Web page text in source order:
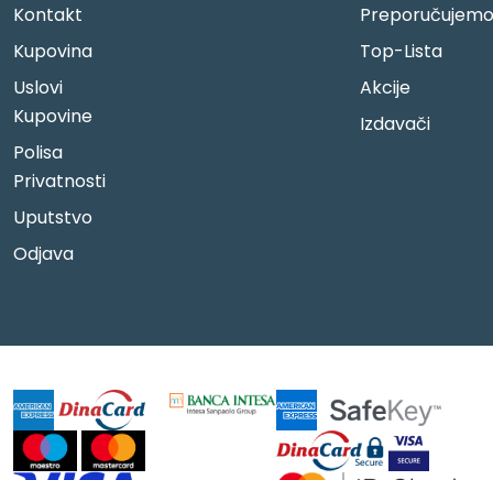
Kontakt
Kupovina
Uslovi
Kupovine
Polisa
Privatnosti
Uputstvo
Odjava
Preporučujemo
Top-Lista
Akcije
Izdavači